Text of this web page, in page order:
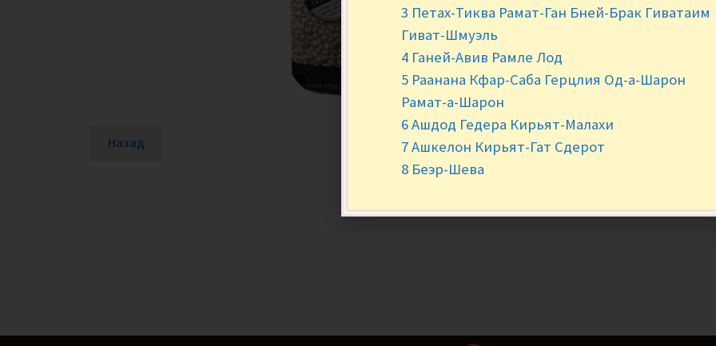
- +
Назад
3 Петах-Тиква Рамат-Ган Бней-Брак Гиватаим
Гиват-Шмуэль
4 Ганей-Авив Рамле Лод
5 Раанана Кфар-Саба Герцлия Од-а-Шарон
Рамат-а-Шарон
6 Ашдод Гедера Кирьят-Малахи
7 Ашкелон Кирьят-Гат Сдерот
8 Беэр-Шева